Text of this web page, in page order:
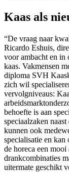
Kaas als
“De vraag naar
Ricardo Eshuis,
voor ambacht en in
kaas. Vakmensen
diploma SVH
zich wil
vervolgniveaus:
behoefte is aan
speciaalzaken
kunnen ook
specialisatie en kan
de horeca een
drankcombinaties
uitermate geschikt